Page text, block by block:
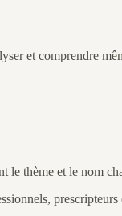
et comprendre
le thème et le nom